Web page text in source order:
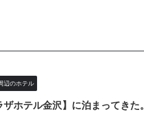
辺のホテル
ホテル金沢】に泊まってきた。